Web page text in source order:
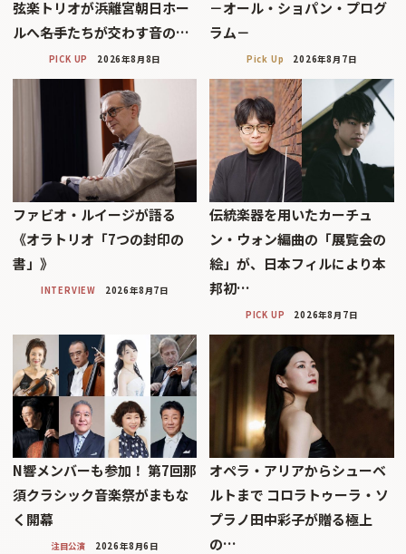
弦楽トリオが浜離宮朝日ホー
ルへ――名手たちが交わす音の…
PICK UP 2026年8月8日
－オール・ショパン・プログ
ラム－
Pick Up 2026年8月7日
ファビオ・ルイージが語る
《オラトリオ「7つの封印の
書」》
INTERVIEW 2026年8月7日
伝統楽器を用いたカーチュ
ン・ウォン編曲の「展覧会の
絵」が、日本フィルにより本
邦初…
PICK UP 2026年8月7日
N響メンバーも参加！ 第7回那
須クラシック音楽祭がまもな
く開幕
注目公演 2026年8月6日
オペラ・アリアからシューベ
ルトまで コロラトゥーラ・ソ
プラノ田中彩子が贈る極上
の…